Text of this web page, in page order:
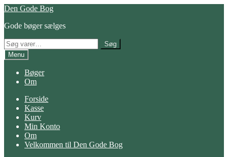
Spring
navigation
Spring
indhold
Den Gode Bog
Gode bøger sælges
Søg
efter:
Søg
Menu
Bøger
Om
Forside
Kasse
Kurv
Min Konto
Om
Velkommen til Den Gode Bog